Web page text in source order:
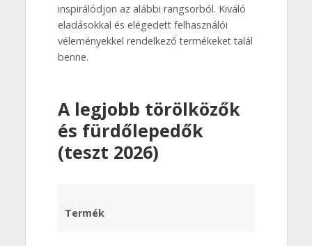
inspirálódjon az alábbi rangsorból. Kiváló
eladásokkal és elégedett felhasználói
véleményekkel rendelkező termékeket talál
benne.
A legjobb törölközők
és fürdőlepedők
(teszt 2026)
Termék